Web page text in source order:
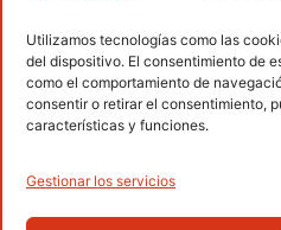
Utilizamos tecnologías como las
del dispositivo. El consentimiento de
como el comportamiento de
consentir o retirar el consentimiento,
características y funciones.
Gestionar los servicios
.